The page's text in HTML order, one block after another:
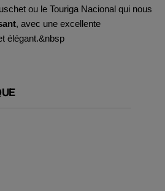
ou le Touriga Nacional qui nous
, avec une excellente
élégant.&nbsp